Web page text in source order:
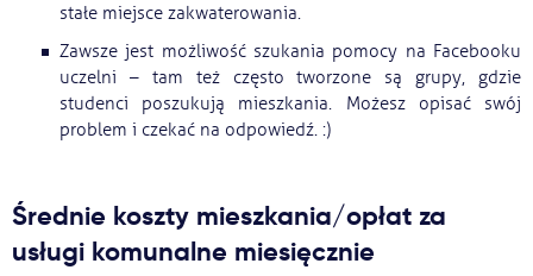
stałe miejsce zakwaterowania.
Zawsze jest możliwość szukania pomocy na Facebooku
uczelni – tam też często tworzone są grupy, gdzie
studenci poszukują mieszkania. Możesz opisać swój
problem i czekać na odpowiedź. :)
Średnie koszty mieszkania/opłat za
usługi komunalne miesięcznie